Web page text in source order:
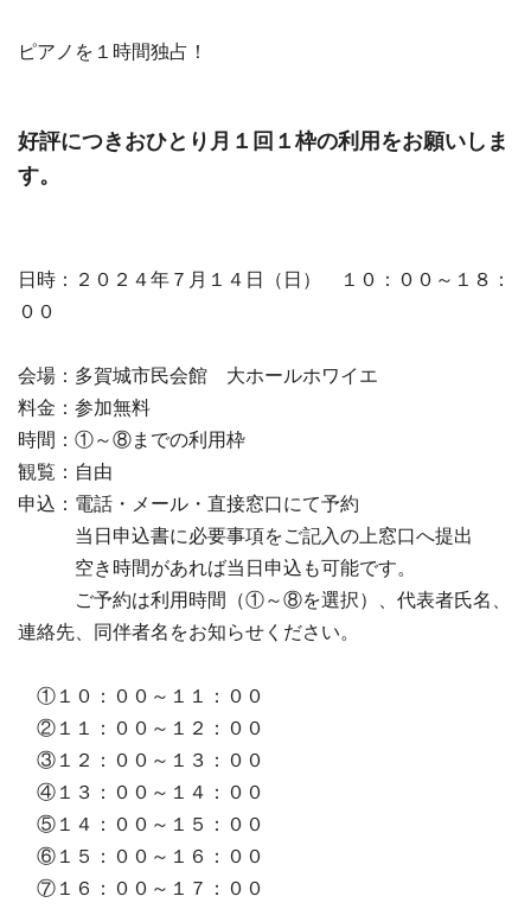
ピアノを１時間独占！
好評につきおひとり月１回１枠の利用をお願いしま
す。
日時：２０２４年７月１４日（日） １０：００～１８：
００
会場：多賀城市民会館 大ホールホワイエ
料金：参加無料
時間：①～⑧までの利用枠
観覧：自由
申込：電話・メール・直接窓口にて予約
当日申込書に必要事項をご記入の上窓口へ提出
空き時間があれば当日申込も可能です。
ご予約は利用時間（①～⑧を選択）、代表者氏名、
連絡先、同伴者名をお知らせください。
①１０：００～１１：００
②１１：００～１２：００
③１２：００～１３：００
④１３：００～１４：００
⑤１４：００～１５：００
⑥１５：００～１６：００
⑦１６：００～１７：００